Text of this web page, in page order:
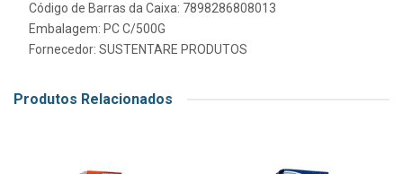
Código de Barras da Caixa: 7898286808013
Embalagem: PC C/500G
Fornecedor: SUSTENTARE PRODUTOS
Produtos Relacionados